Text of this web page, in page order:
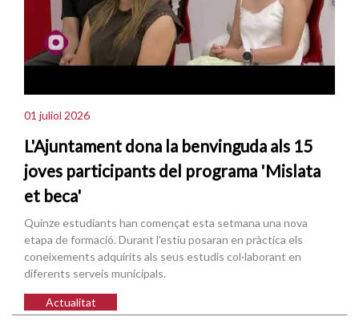
01 juliol 2026
L'Ajuntament dona la benvinguda als 15
joves participants del programa 'Mislata
et beca'
Quinze estudiants han començat esta setmana una nova
etapa de formació. Durant l'estiu posaran en pràctica els
coneixements adquirits als seus estudis col·laborant en
diferents serveis municipals.
Actualitat